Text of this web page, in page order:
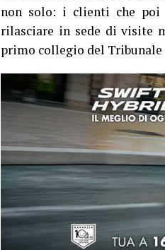
non solo: i clienti che poi
rilasciare in sede di visite
primo collegio del Tribunale